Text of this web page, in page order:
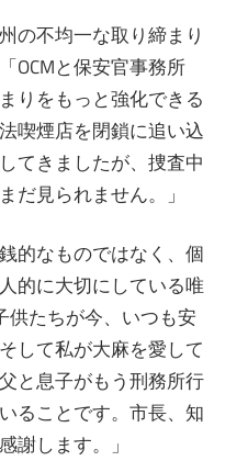
の不均一な取り締まり
OCMと保安官事務所
りをもっと強化できる
喫煙店を閉鎖に追い込
てきましたが、捜査中
だ見られません。」
的なものではなく、個
的に大切にしている唯
たちが今、いつも安
して私が大麻を愛して
と息子がもう刑務所行
ることです。市長、知
謝します。」